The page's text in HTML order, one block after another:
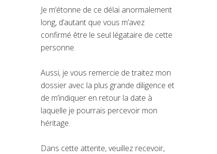
Je m’étonne de ce délai anormalement
long, d’autant que vous m’avez
confirmé être le seul légataire de cette
personne.
Aussi, je vous remercie de traitez mon
dossier avec la plus grande diligence et
de m’indiquer en retour la date à
laquelle je pourrais percevoir mon
héritage.
Dans cette attente, veuillez recevoir,